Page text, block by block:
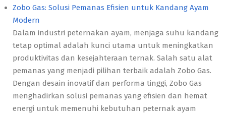
Zobo Gas: Solusi Pemanas Efisien untuk Kandang Ayam
Modern
Dalam industri peternakan ayam, menjaga suhu kandang
tetap optimal adalah kunci utama untuk meningkatkan
produktivitas dan kesejahteraan ternak. Salah satu alat
pemanas yang menjadi pilihan terbaik adalah Zobo Gas.
Dengan desain inovatif dan performa tinggi, Zobo Gas
menghadirkan solusi pemanas yang efisien dan hemat
energi untuk memenuhi kebutuhan peternak ayam